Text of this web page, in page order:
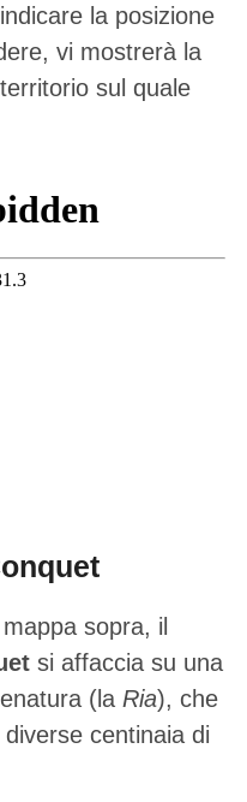
la posizione
vi mostrerà la
sul quale
sopra, il
si affaccia su una
(la Ria), che
centinaia di